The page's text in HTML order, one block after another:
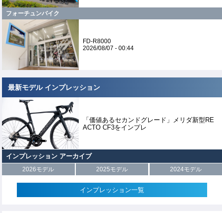
フォーチュンバイク
FD-R8000
2026/08/07 - 00:44
最新モデル インプレッション
「価値あるセカンドグレード」メリダ新型RE
ACTO CF3をインプレ
インプレッション アーカイブ
2026モデル 2025モデル 2024モデル
インプレッション一覧